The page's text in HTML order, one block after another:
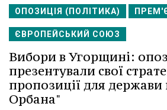
ОПОЗИЦІЯ (ПОЛІТИКА)
ЄВРОПЕЙСЬКИЙ СОЮЗ
Вибори в Угорщині:
презентували свої
пропозиції для держави
Орбана"